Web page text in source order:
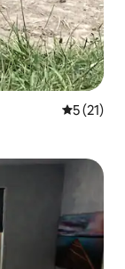
5 de uma
5 (21)